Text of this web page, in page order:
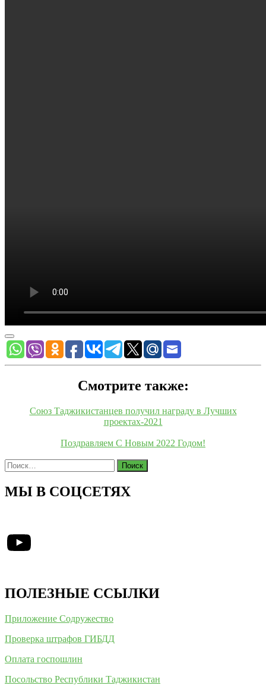
Смотрите также:
Союз Таджикистанцев получил награду в Лучших
проектах-2021
Поздравляем С Новым 2022 Годом!
Найти:
МЫ В СОЦСЕТЯХ
YouTube
ПОЛЕЗНЫЕ ССЫЛКИ
Приложение Содружество
Проверка штрафов ГИБДД
Оплата госпошлин
Посольство Республики Таджикистан